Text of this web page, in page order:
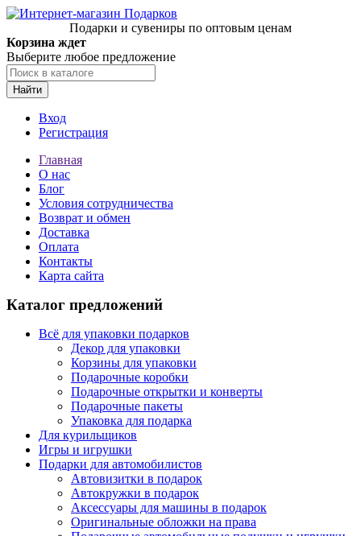
Подарки и сувениры по оптовым ценам
Корзина ждет
Выберите любое предложение
Найти
Вход
Регистрация
Главная
О нас
Блог
Условия сотрудничества
Возврат и обмен
Доставка
Оплата
Контакты
Карта сайта
Каталог предложений
Всё для упаковки подарков
Декор для упаковки
Корзины для упаковки
Подарочные коробки
Подарочные открытки и конверты
Подарочные пакеты
Упаковка для подарка
Для курильщиков
Игры и игрушки
Подарки для автомобилистов
Автовизитки в подарок
Автокружки в подарок
Аксессуары для машины в подарок
Оригинальные обложки на права